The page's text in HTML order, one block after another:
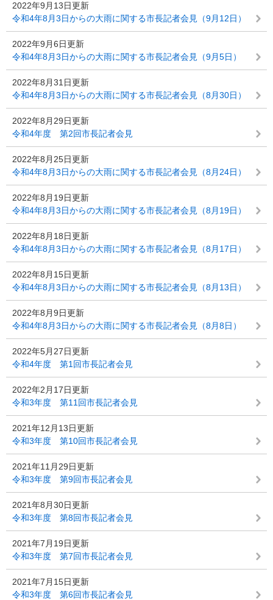
2022年9月13日更新
令和4年8月3日からの大雨に関する市長記者会見（9月12日）
2022年9月6日更新
令和4年8月3日からの大雨に関する市長記者会見（9月5日）
2022年8月31日更新
令和4年8月3日からの大雨に関する市長記者会見（8月30日）
2022年8月29日更新
令和4年度 第2回市長記者会見
2022年8月25日更新
令和4年8月3日からの大雨に関する市長記者会見（8月24日）
2022年8月19日更新
令和4年8月3日からの大雨に関する市長記者会見（8月19日）
2022年8月18日更新
令和4年8月3日からの大雨に関する市長記者会見（8月17日）
2022年8月15日更新
令和4年8月3日からの大雨に関する市長記者会見（8月13日）
2022年8月9日更新
令和4年8月3日からの大雨に関する市長記者会見（8月8日）
2022年5月27日更新
令和4年度 第1回市長記者会見
2022年2月17日更新
令和3年度 第11回市長記者会見
2021年12月13日更新
令和3年度 第10回市長記者会見
2021年11月29日更新
令和3年度 第9回市長記者会見
2021年8月30日更新
令和3年度 第8回市長記者会見
2021年7月19日更新
令和3年度 第7回市長記者会見
2021年7月15日更新
令和3年度 第6回市長記者会見